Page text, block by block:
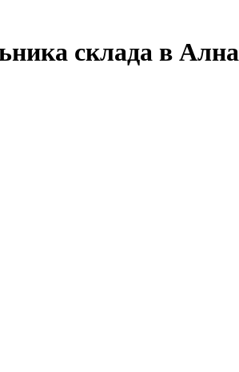
склада в